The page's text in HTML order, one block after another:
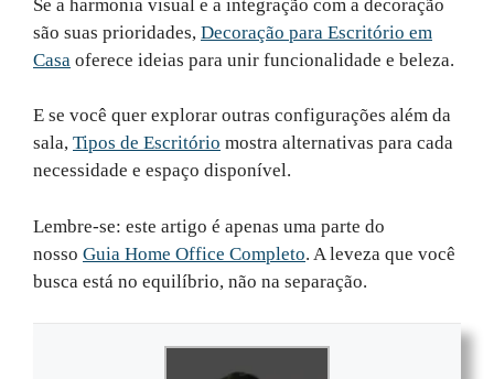
Se a harmonia visual e a integração com a decoração
são suas prioridades, Decoração para Escritório em
Casa oferece ideias para unir funcionalidade e beleza.
E se você quer explorar outras configurações além da
sala, Tipos de Escritório mostra alternativas para cada
necessidade e espaço disponível.
Lembre-se: este artigo é apenas uma parte do
nosso Guia Home Office Completo. A leveza que você
busca está no equilíbrio, não na separação.